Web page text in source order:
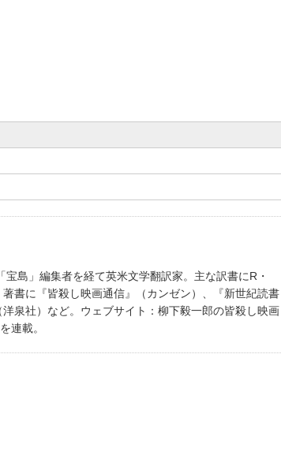
島」編集者を経て英米文学翻訳家。主な訳書にR・
書に『皆殺し映画通信』（カンゼン）、『新世紀読書
泉社）など。ウェブサイト：柳下毅一郎の皆殺し映画
連載。